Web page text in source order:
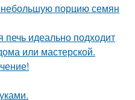
порцию семян
идеально подходит
или мастерской.